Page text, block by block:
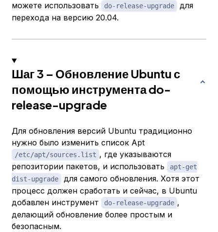
можете использовать
do-release-upgrade
для
перехода на версию 20.04.
Шаг 3 – Обновление Ubuntu с
помощью инструмента do-
release-upgrade
Для обновления версий Ubuntu традиционно
нужно было изменить список Apt
/etc/apt/sources.list , где указываются
репозитории пакетов, и использовать
apt-get
dist-upgrade
для самого обновления. Хотя этот
процесс должен сработать и сейчас, в Ubuntu
добавлен инструмент
do-release-upgrade ,
делающий обновление более простым и
безопасным.